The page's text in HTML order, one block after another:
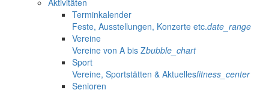
Terminkalender
Feste, Ausstellungen, Konzerte etc.date_range
Vereine
Vereine von A bis Zbubble_chart
Sport
Vereine, Sportstätten & Aktuellesfitness_center
Senioren